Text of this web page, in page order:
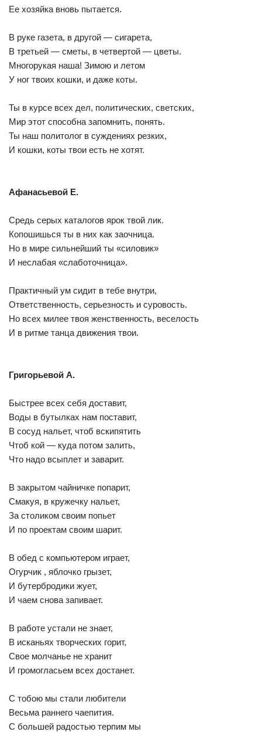
Ее хозяйка вновь пытается.
В руке газета, в другой — сигарета,
В третьей — сметы, в четвертой — цветы.
Многорукая наша! Зимою и летом
У ног твоих кошки, и даже коты.
Ты в курсе всех дел, политических, светских,
Мир этот способна запомнить, понять.
Ты наш политолог в суждениях резких,
И кошки, коты твои есть не хотят.
Афанасьевой Е.
Средь серых каталогов ярок твой лик.
Копошишься ты в них как заочница.
Но в мире сильнейший ты «силовик»
И неслабая «слаботочница».
Практичный ум сидит в тебе внутри,
Ответственность, серьезность и суровость.
Но всех милее твоя женственность, веселость
И в ритме танца движения твои.
Григорьевой А.
Быстрее всех себя доставит,
Воды в бутылках нам поставит,
В сосуд нальет, чтоб вскипятить
Чтоб кой — куда потом залить,
Что надо всыплет и заварит.
В закрытом чайничке попарит,
Смакуя, в кружечку нальет,
За столиком своим попьет
И по проектам своим шарит.
В обед с компьютером играет,
Огурчик , яблочко грызет,
И бутербродики жует,
И чаем снова запивает.
В работе устали не знает,
В исканьях творческих горит,
Свое молчанье не хранит
И громогласьем всех достанет.
С тобою мы стали любители
Весьма раннего чаепития.
С большей радостью терпим мы